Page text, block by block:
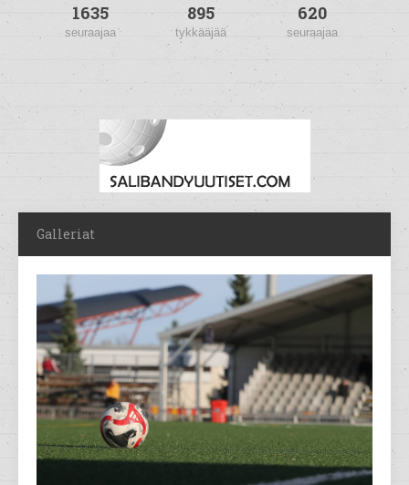
1635
seuraajaa
895
tykkääjää
620
seuraajaa
Galleriat